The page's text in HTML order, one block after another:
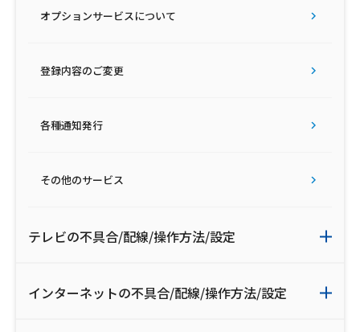
オプションサービスについて
登録内容のご変更
各種通知発行
その他のサービス
テレビの不具合/配線/操作方法/設定
インターネットの不具合/配線/操作方法/設定